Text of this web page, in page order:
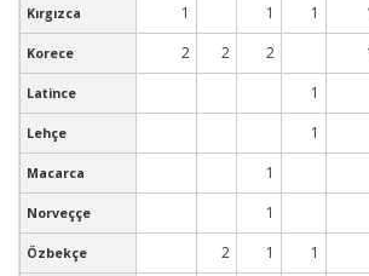
Kırgızca 1 1 1
Korece 2 2 2
Latince 1
Lehçe 1
Macarca 1
Norveççe 1
Özbekçe 2 1 1